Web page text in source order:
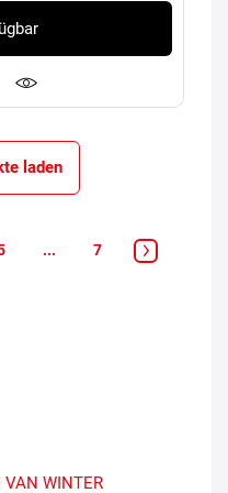
laden
... 7
VAN WINTER